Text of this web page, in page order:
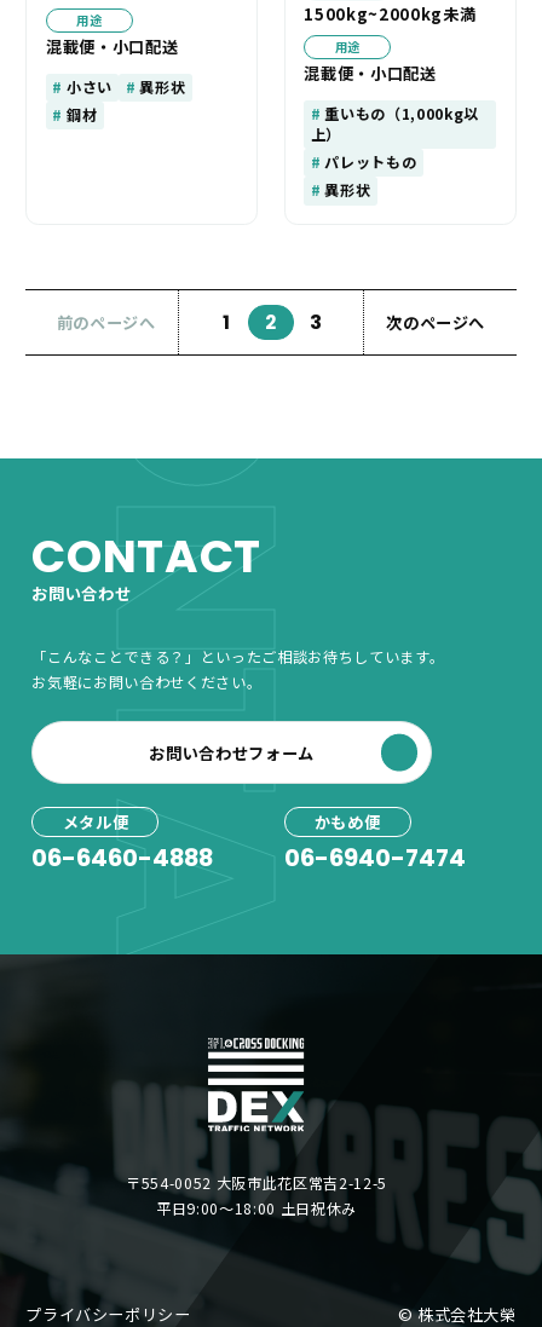
用途
混載便・小口配送
小さい
異形状
鋼材
1500kg~2000kg未満
用途
混載便・小口配送
重いもの（1,000kg以
上）
パレットもの
異形状
前のページへ 1 2 3 次のページへ
CONTACT
CONTACT
お問い合わせ
「こんなことできる？」といったご相談お待ちしています。
お気軽にお問い合わせください。
お問い合わせフォーム
メタル便
06-6460-4888
かもめ便
06-6940-7474
〒554-0052 大阪市此花区常吉2-12-5
平日9:00〜18:00 土日祝休み
プライバシーポリシー © 株式会社大榮